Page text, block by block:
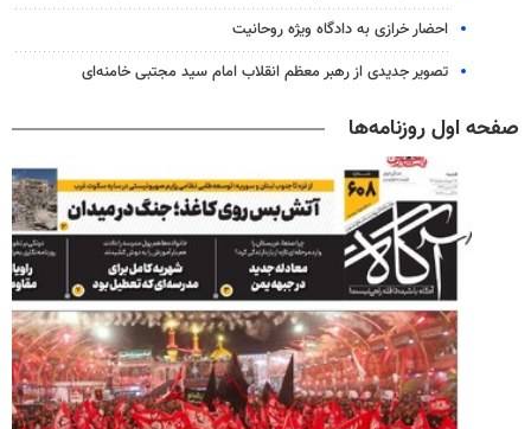
احضار خرازی به دادگاه ویژه روحانیت
تصویر جدیدی از رهبر معظم انقلاب امام سید مجتبی خامنه‌ای
صفحه اول روزنامه‌ها